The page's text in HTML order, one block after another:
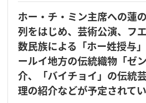
ホー・チ・ミン主席への蓮
列をはじめ、芸術公演、フ
数民族による「ホー姓授与
ールイ地方の伝統織物「ゼ
介、「バイチョイ」の伝統
理の紹介などが予定されてい